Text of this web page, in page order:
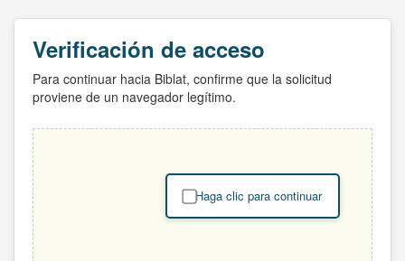
Verificación de acceso
Para continuar hacia Biblat, confirme que la solicitud
proviene de un navegador legítimo.
Haga clic para continuar